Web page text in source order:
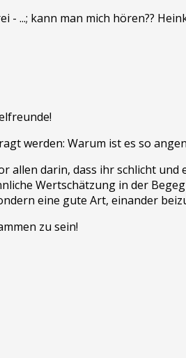
- ...; kann man mich hören??
werden: Warum ist es so
allen darin, dass ihr schlicht
Wertschätzung in der
eine gute Art, einander
zu sein!